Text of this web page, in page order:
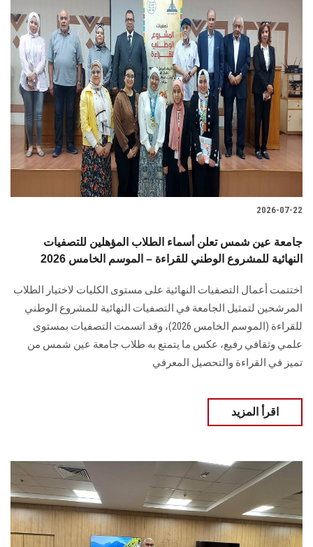
2026-07-22
جامعة عين شمس تعلن أسماء الطلاب المؤهلين للتصفيات
النهائية للمشروع الوطني للقراءة – الموسم الخامس 2026
اختتمت أعمال التصفيات النهائية على مستوى الكليات لاختيار الطلاب
المرشحين لتمثيل الجامعة في التصفيات النهائية للمشروع الوطني
للقراءة (الموسم الخامس 2026)، وقد اتسمت التصفيات بمستوى
علمي وثقافي رفيع، عكس ما يتمتع به طلاب جامعة عين شمس من
تميز في القراءة والتحصيل المعرفي
اقرأ المزيد